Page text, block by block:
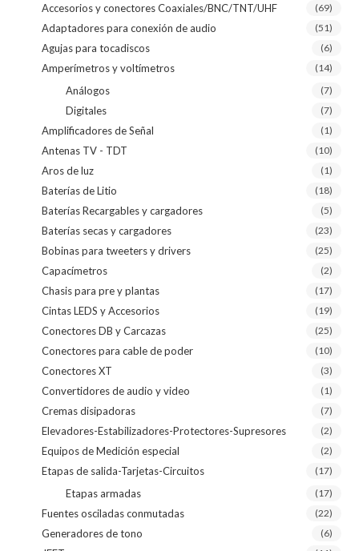
Accesorios y conectores Coaxiales/BNC/TNT/UHF (69)
Adaptadores para conexión de audio (51)
Agujas para tocadiscos (6)
Amperímetros y voltímetros (14)
Análogos (7)
Digitales (7)
Amplificadores de Señal (1)
Antenas TV - TDT (10)
Aros de luz (1)
Baterías de Litio (18)
Baterías Recargables y cargadores (5)
Baterías secas y cargadores (23)
Bobinas para tweeters y drivers (25)
Capacímetros (2)
Chasis para pre y plantas (17)
Cintas LEDS y Accesorios (19)
Conectores DB y Carcazas (25)
Conectores para cable de poder (10)
Conectores XT (3)
Convertidores de audio y video (1)
Cremas disipadoras (7)
Elevadores-Estabilizadores-Protectores-Supresores (2)
Equipos de Medición especial (2)
Etapas de salida-Tarjetas-Circuitos (17)
Etapas armadas (17)
Fuentes osciladas conmutadas (22)
Generadores de tono (6)